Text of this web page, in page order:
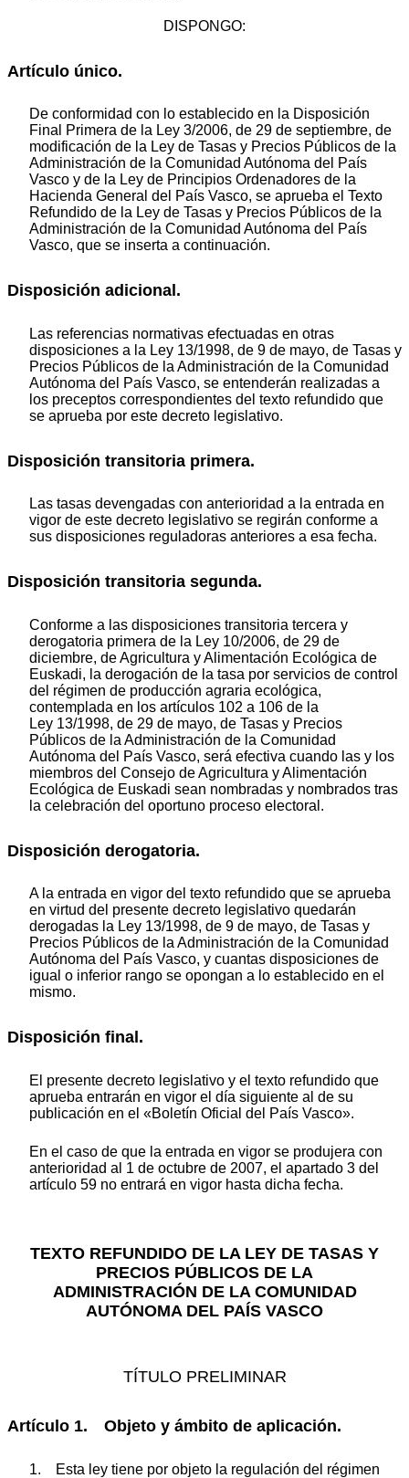
DISPONGO:
Artículo único.
De conformidad con lo establecido en la Disposición
Final Primera de la Ley 3/2006, de 29 de septiembre, de
modificación de la Ley de Tasas y Precios Públicos de la
Administración de la Comunidad Autónoma del País
Vasco y de la Ley de Principios Ordenadores de la
Hacienda General del País Vasco, se aprueba el Texto
Refundido de la Ley de Tasas y Precios Públicos de la
Administración de la Comunidad Autónoma del País
Vasco, que se inserta a continuación.
Disposición adicional.
Las referencias normativas efectuadas en otras
disposiciones a la Ley 13/1998, de 9 de mayo, de Tasas y
Precios Públicos de la Administración de la Comunidad
Autónoma del País Vasco, se entenderán realizadas a
los preceptos correspondientes del texto refundido que
se aprueba por este decreto legislativo.
Disposición transitoria primera.
Las tasas devengadas con anterioridad a la entrada en
vigor de este decreto legislativo se regirán conforme a
sus disposiciones reguladoras anteriores a esa fecha.
Disposición transitoria segunda.
Conforme a las disposiciones transitoria tercera y
derogatoria primera de la Ley 10/2006, de 29 de
diciembre, de Agricultura y Alimentación Ecológica de
Euskadi, la derogación de la tasa por servicios de control
del régimen de producción agraria ecológica,
contemplada en los artículos 102 a 106 de la
Ley 13/1998, de 29 de mayo, de Tasas y Precios
Públicos de la Administración de la Comunidad
Autónoma del País Vasco, será efectiva cuando las y los
miembros del Consejo de Agricultura y Alimentación
Ecológica de Euskadi sean nombradas y nombrados tras
la celebración del oportuno proceso electoral.
Disposición derogatoria.
A la entrada en vigor del texto refundido que se aprueba
en virtud del presente decreto legislativo quedarán
derogadas la Ley 13/1998, de 9 de mayo, de Tasas y
Precios Públicos de la Administración de la Comunidad
Autónoma del País Vasco, y cuantas disposiciones de
igual o inferior rango se opongan a lo establecido en el
mismo.
Disposición final.
El presente decreto legislativo y el texto refundido que
aprueba entrarán en vigor el día siguiente al de su
publicación en el «Boletín Oficial del País Vasco».
En el caso de que la entrada en vigor se produjera con
anterioridad al 1 de octubre de 2007, el apartado 3 del
artículo 59 no entrará en vigor hasta dicha fecha.
TEXTO REFUNDIDO DE LA LEY DE TASAS Y
PRECIOS PÚBLICOS DE LA
ADMINISTRACIÓN DE LA COMUNIDAD
AUTÓNOMA DEL PAÍS VASCO
TÍTULO PRELIMINAR
Artículo 1. Objeto y ámbito de aplicación.
1. Esta ley tiene por objeto la regulación del régimen